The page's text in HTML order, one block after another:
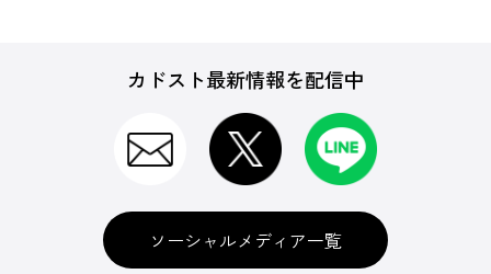
カドスト最新情報を配信中
ソーシャルメディア一覧